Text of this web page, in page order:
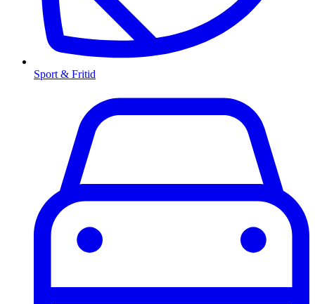
Sport & Fritid